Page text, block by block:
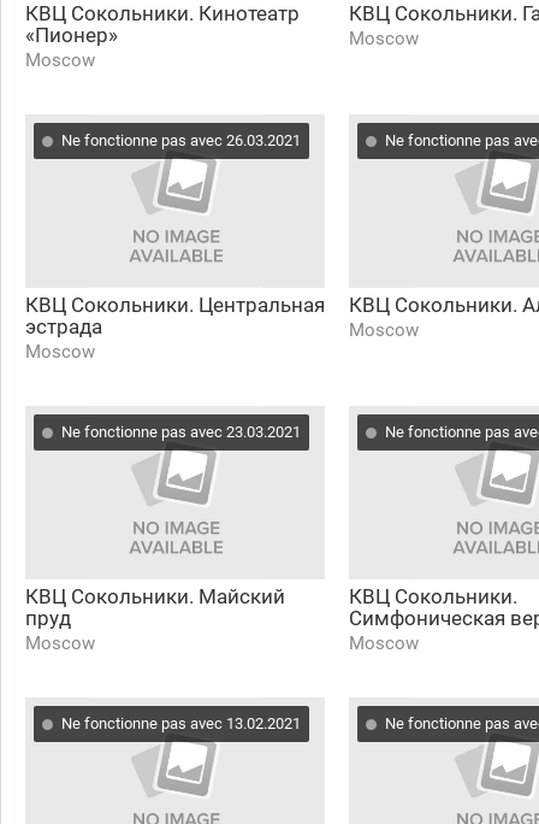
КВЦ Сокольники. Кинотеатр
«Пионер»
Moscow
КВЦ Сокольники.
Moscow
Ne fonctionne pas avec 26.03.2021
КВЦ Сокольники. Центральная
эстрада
Moscow
Ne fonctionne pas
КВЦ Сокольники.
Moscow
Ne fonctionne pas avec 23.03.2021
КВЦ Сокольники. Майский
пруд
Moscow
Ne fonctionne pas
КВЦ Сокольники.
Симфоническая
Moscow
Ne fonctionne pas avec 13.02.2021 Ne fonctionne pas